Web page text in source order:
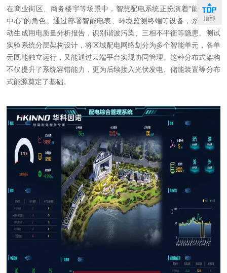
在商业街区、商务楼宇等场景中，智慧配电系统正扮演着"能源神经
中心"的角色。通过部署智能电表、环境监测终端等设备，系统可自
动生成用电质量分析报告，识别谐波污染、三相不平衡等隐患。 测试
实验系统分层架构设计，将区域配电网络划分为多个智能单元，各单
元既能独立运行，又能通过云端平台实现协同管理。这种分布式架构
不仅提升了系统容错能力，更为后续接入光伏发电、储能装置等分布
式能源奠定了基础。
顶部